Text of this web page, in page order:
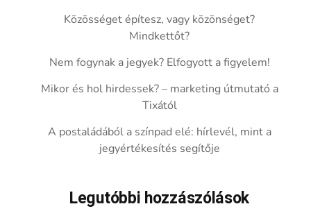
Közösséget építesz, vagy közönséget?
Mindkettőt?
Nem fogynak a jegyek? Elfogyott a figyelem!
Mikor és hol hirdessek? – marketing útmutató a
Tixától
A postaládából a színpad elé: hírlevél, mint a
jegyértékesítés segítője
Legutóbbi hozzászólások